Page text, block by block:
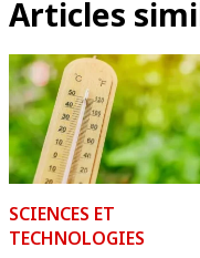
Articles
SCIENCES ET
TECHNOLOGIES